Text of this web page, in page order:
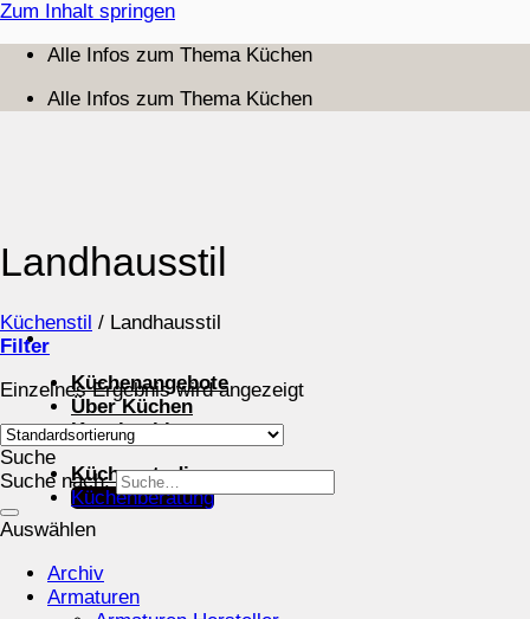
Zum Inhalt springen
Alle Infos zum Thema Küchen
Alle Infos zum Thema Küchen
Küchenangebote
Über Küchen
Kuechenblog
Küchenstudios
Küchenberatung
Landhausstil
Küchenstil / Landhausstil
Filter
Einzelnes Ergebnis wird angezeigt
Suche
Suche nach:
Auswählen
Archiv
Armaturen